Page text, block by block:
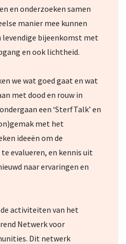
en onderzoeken samen
manier mee kunnen
levendige bijeenkomst met
en ook lichtheid.
we wat goed gaat en wat
met dood en rouw in
een ‘SterfTalk’ en
met het
ideeën om de
evalueren, en kennis uit
naar ervaringen en
activiteiten van het
Netwerk voor
Dit netwerk